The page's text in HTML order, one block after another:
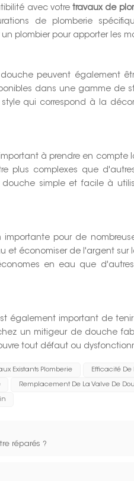
avec votretravaux de
de plomberie
plombier pour apporter les
peuvent également
dans une gamme de
qui correspond à la
à prendre en compte
plus complexes que
simple et facile à
pour de
et économiser de l'argent sur
en eau que
également important de
un mitigeur de douche
tout défaut ou
Existants Plomberie Efficacité De
Remplacement De La Valve De
réparés ?